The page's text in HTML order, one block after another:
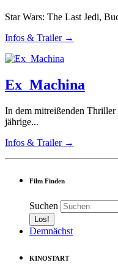
Star Wars: The Last Jedi,
Infos & Trailer →
Ex_Machina
In dem mitreißenden
jährige...
Infos & Trailer →
Film Finden
Suchen
Demnächst
KINOSTART